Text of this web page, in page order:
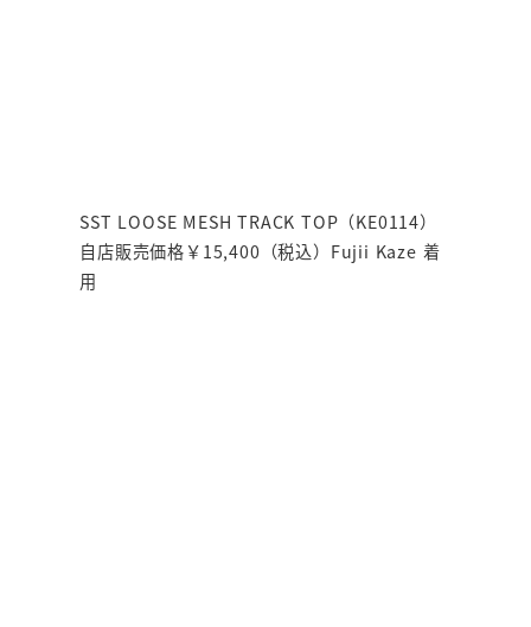
SST LOOSE MESH TRACK TOP（KE0114）
自店販売価格￥15,400（税込）Fujii Kaze 着
用